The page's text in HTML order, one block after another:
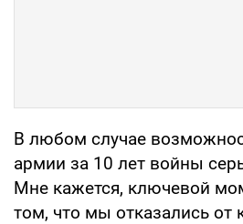
В любом случае
армии за 10 лет войны
Мне кажется, ключевой
том, что мы отказались от